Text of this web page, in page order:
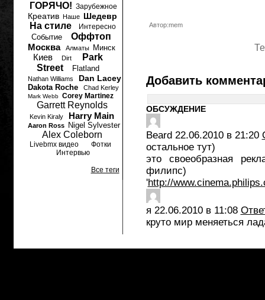
Автор:mem
Добавить
ОБСУЖДЕНИЕ
Beard 22.06.2010 в 21:20
остальное тут)
это своеобразная
филипс)
'http://
я 22.06.2010 в 11:08
круто мир меняеться
ГОРЯЧО! Зарубежное
Креатив Наше Шедевр
На стиле Интересно
Событие
Оффтоп
Москва
Алматы Минск
Киев Dirt
Park
Street
Flatland
Nathan Williams Dan Lacey
Dakota Roche Chad Kerley
Mark Webb Corey Martinez
Garrett Reynolds
Kevin Kiraly Harry Main
Aaron Ross Nigel Sylvester
Alex Coleborn
Livebmx видео
Фотки
Интервью
Все теги